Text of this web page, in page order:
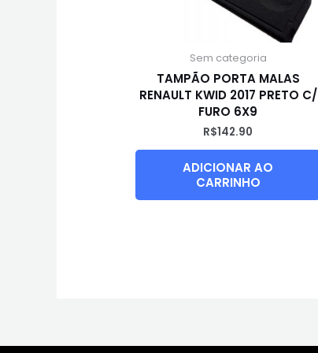
Sem categoria
TAMPÃO PORTA MALAS
RENAULT KWID 2017 PRETO C/
FURO 6X9
R$142.90
ADICIONAR AO
CARRINHO